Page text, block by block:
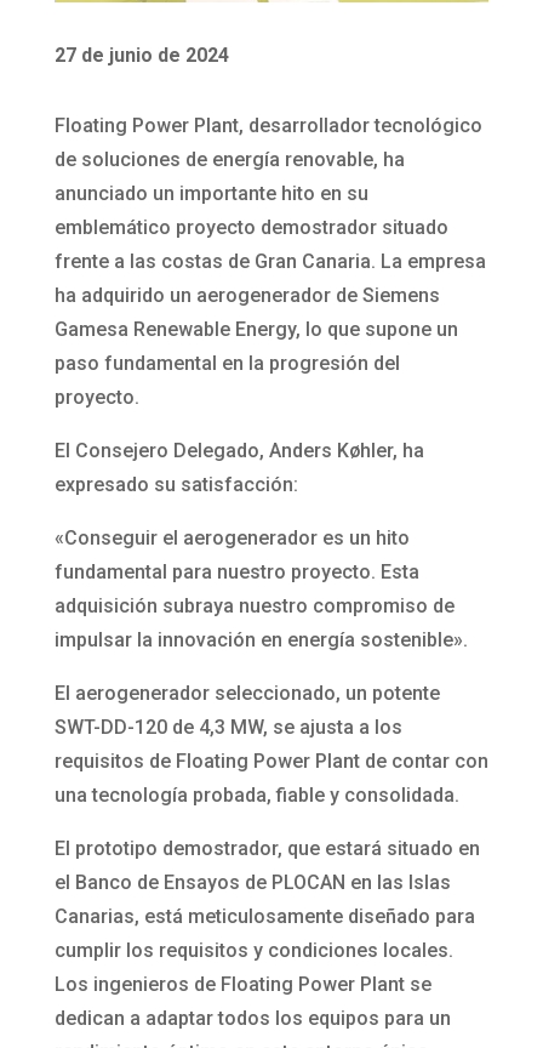
27 de junio de 2024
Floating Power Plant, desarrollador tecnológico
de soluciones de energía renovable, ha
anunciado un importante hito en su
emblemático proyecto demostrador situado
frente a las costas de Gran Canaria. La empresa
ha adquirido un aerogenerador de Siemens
Gamesa Renewable Energy, lo que supone un
paso fundamental en la progresión del
proyecto.
El Consejero Delegado, Anders Køhler, ha
expresado su satisfacción:
«Conseguir el aerogenerador es un hito
fundamental para nuestro proyecto. Esta
adquisición subraya nuestro compromiso de
impulsar la innovación en energía sostenible».
El aerogenerador seleccionado, un potente
SWT-DD-120 de 4,3 MW, se ajusta a los
requisitos de Floating Power Plant de contar con
una tecnología probada, fiable y consolidada.
El prototipo demostrador, que estará situado en
el Banco de Ensayos de PLOCAN en las Islas
Canarias, está meticulosamente diseñado para
cumplir los requisitos y condiciones locales.
Los ingenieros de Floating Power Plant se
dedican a adaptar todos los equipos para un